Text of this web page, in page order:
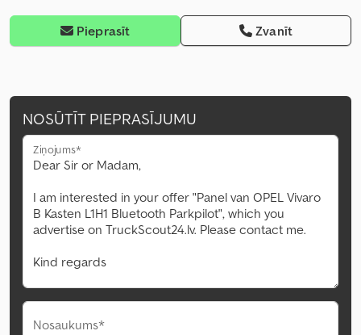
Pieprasīt Zvanīt
NOSŪTĪT PIEPRASĪJUMU
Ziņojums*
Nosaukums*